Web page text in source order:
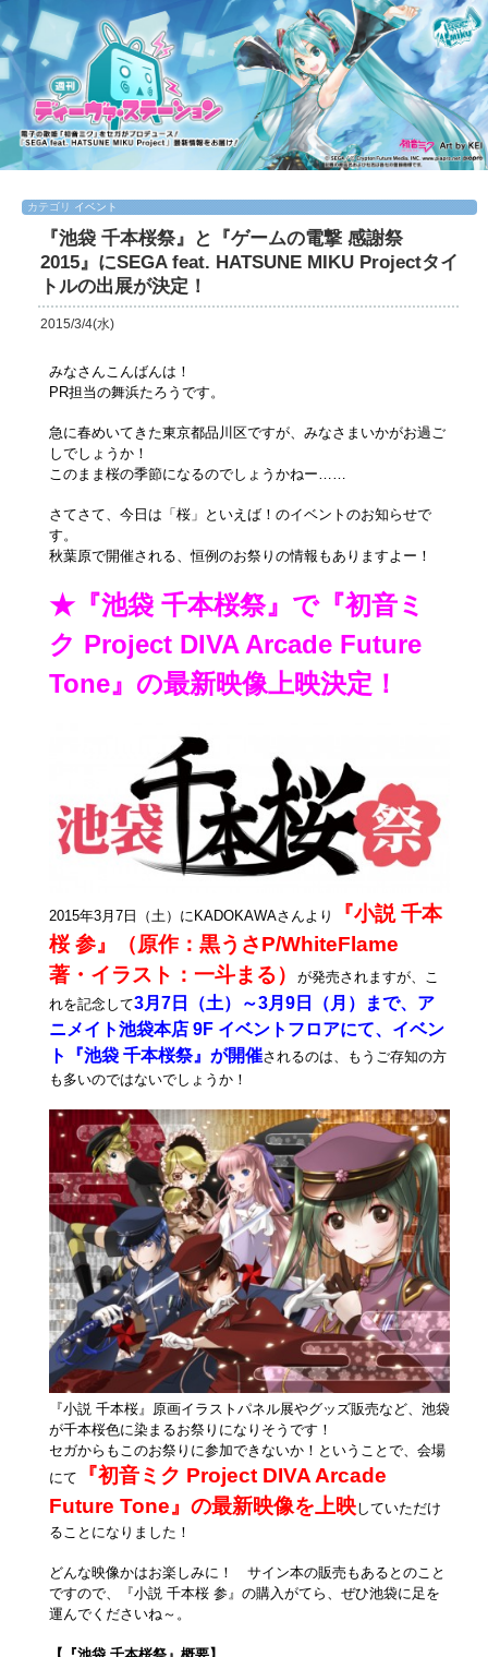
カテゴリ イベント
『池袋 千本桜祭』と『ゲームの電撃 感謝祭
2015』にSEGA feat. HATSUNE MIKU Projectタイ
トルの出展が決定！
2015/3/4(水)
みなさんこんばんは！
PR担当の舞浜たろうです。
急に春めいてきた東京都品川区ですが、みなさまいかがお過ご
しでしょうか！
このまま桜の季節になるのでしょうかねー……
さてさて、今日は「桜」といえば！のイベントのお知らせで
す。
秋葉原で開催される、恒例のお祭りの情報もありますよー！
★『池袋 千本桜祭』で『初音ミ
ク Project DIVA Arcade Future
Tone』の最新映像上映決定！
2015年3月7日（土）にKADOKAWAさんより
『小説 千本
桜 参』（原作：黒うさP/WhiteFlame
著・イラスト：一斗まる）
が発売されますが、こ
れを記念して3月7日（土）～3月9日（月）まで、ア
ニメイト池袋本店 9F イベントフロアにて、イベン
ト『池袋 千本桜祭』が開催されるのは、もうご存知の方
も多いのではないでしょうか！
『小説 千本桜』原画イラストパネル展やグッズ販売など、池袋
が千本桜色に染まるお祭りになりそうです！
セガからもこのお祭りに参加できないか！ということで、会場
にて
『初音ミク Project DIVA Arcade
Future Tone』の最新映像を上映していただけ
ることになりました！
どんな映像かはお楽しみに！ サイン本の販売もあるとのこと
ですので、『小説 千本桜 参』の購入がてら、ぜひ池袋に足を
運んでくださいね～。